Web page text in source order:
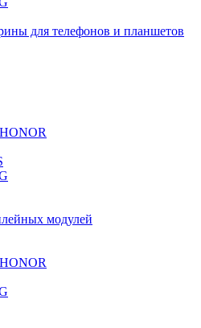
для телефонов и планшетов
модулей